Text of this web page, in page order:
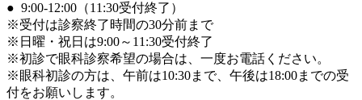
● 9:00-12:00（11:30受付終了）
※受付は診察終了時間の30分前まで
※日曜・祝日は9:00～11:30受付終了
※初診で眼科診察希望の場合は、一度お電話ください。
※眼科初診の方は、午前は10:30まで、午後は18:00までの受
付をお願いします。